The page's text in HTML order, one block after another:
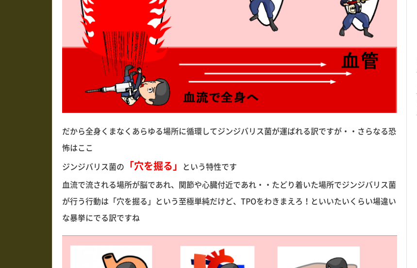
だから全身くまなくあらゆる場所に循環してジンジバリス菌が運ばれる訳ですが・・さらなる恐
怖はここ
ジンジバリス菌の 「穴を掘る」 という特性です
血流で流される場所が脳であれ、関節や心臓付近であれ・・たどり着いた場所でジンジバリス菌
が行う行動は「穴を掘る」という至極単純だけど、TPOをわきまえろ！といいたいくらい場違い
な暴挙にでる訳ですね